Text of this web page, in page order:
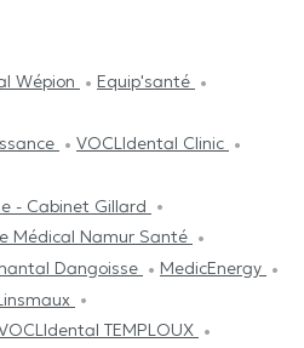
Wépion
Equip'santé
VOCLIdental Clinic
- Cabinet Gillard
Médical Namur Santé
Dangoisse
MedicEnergy
TEMPLOUX